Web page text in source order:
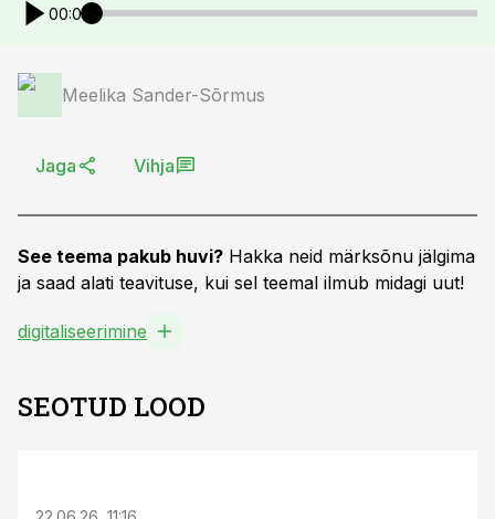
00:00
Meelika Sander-Sõrmus
Jaga Vihja
See teema pakub huvi? Hakka neid märksõnu jälgima
ja saad alati teavituse, kui sel teemal ilmub midagi uut!
digitaliseerimine
SEOTUD LOOD